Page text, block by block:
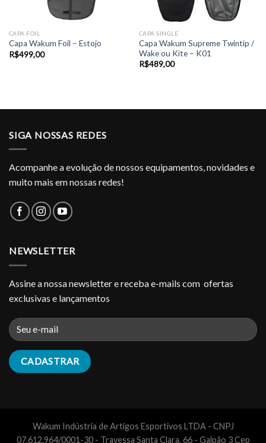
CAPA FOIL
Capa Wakum Foil – Estojo
R$499,00
CAPA SINGLE
Capa Wakum Supreme Twintip /
Wake ou Kite – K01
R$489,00
SIGA NOSSAS REDES
Acompanhe a evolução de nossos equipamentos, novidades e
muito mais em nossas redes!
NEWSLETTER
Assine a nossa newsletter e receba e-mails com ofertas
exclusivas e lançamentos
Wakum Indústria de Artigos Esportivos LTDA - CNPJ
07.612.964/0001-30 - Travessa Santa Clara, 66 - Galpão 3 Cep